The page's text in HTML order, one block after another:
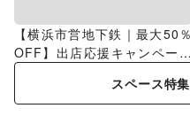
【横浜市営地下鉄｜最大50％
OFF】出店応援キャンペーン
特集
スペース特